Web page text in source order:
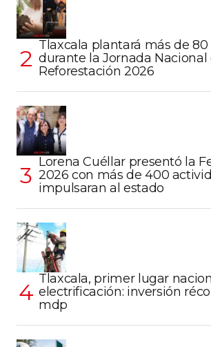
Tlaxcala plantará más de
durante la Jornada Nacional
Reforestación 2026
Lorena Cuéllar presentó la
2026 con más de 400
impulsaran al estado
Tlaxcala, primer lugar
electrificación: inversión
mdp